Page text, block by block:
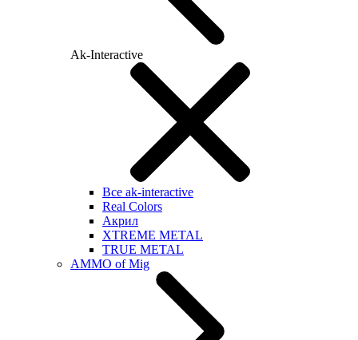
Ak-Interactive
Все ak-interactive
Real Colors
Акрил
XTREME METAL
TRUE METAL
AMMO of Mig